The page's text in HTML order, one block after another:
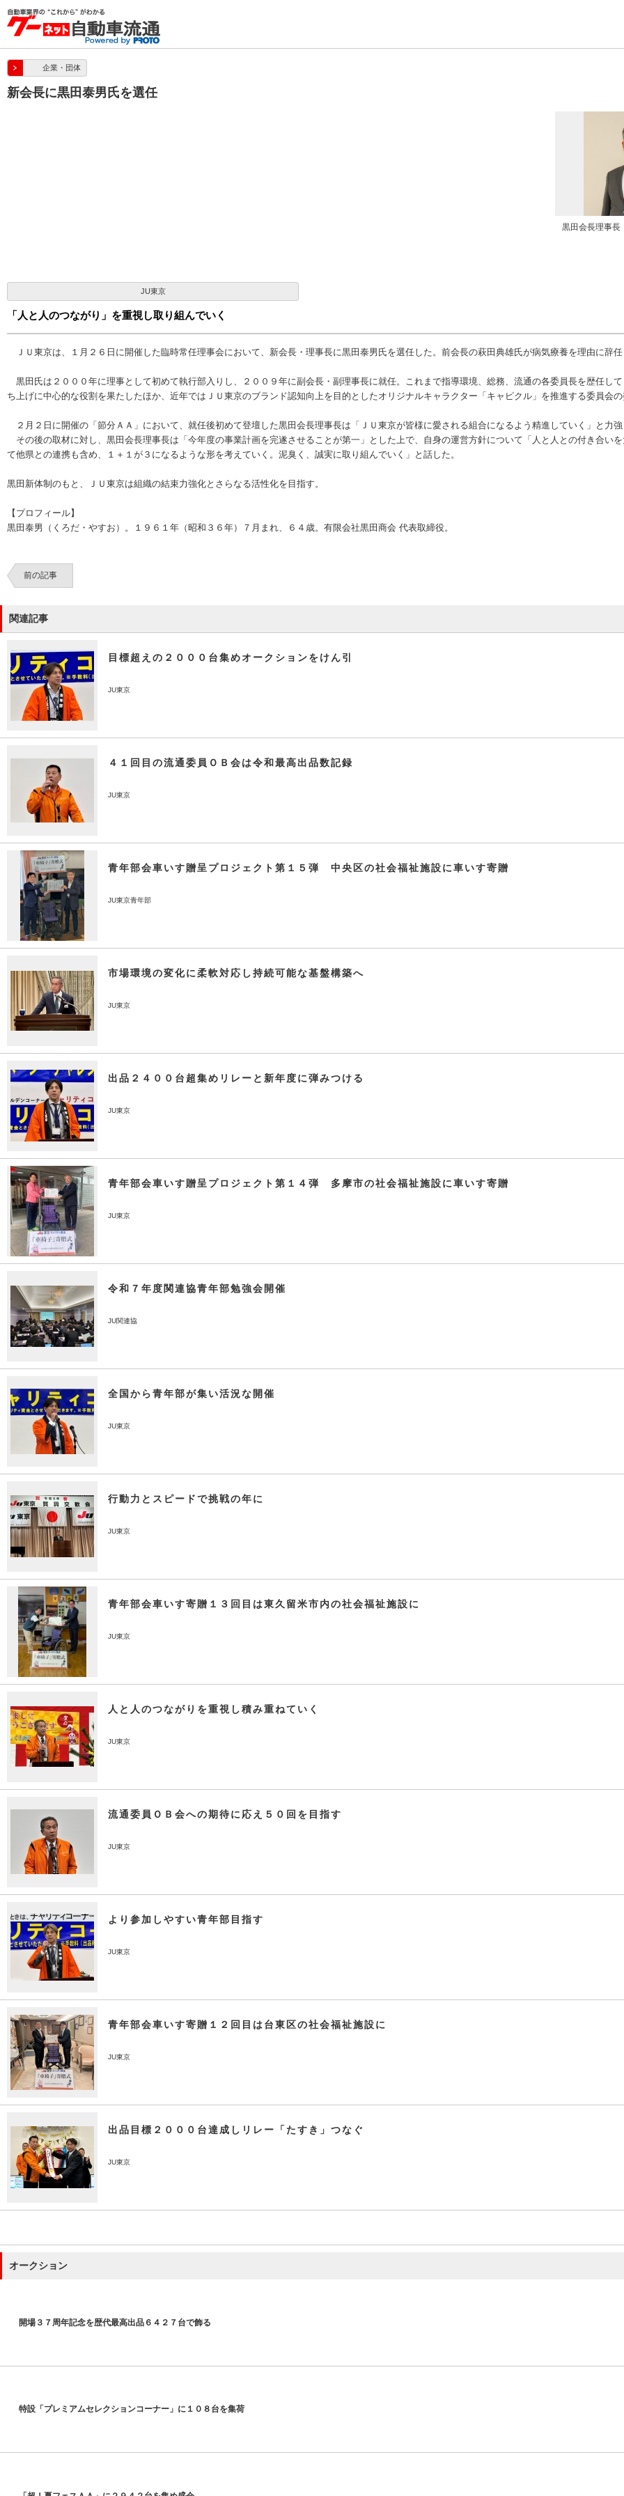
企業・団体
新会長に黒田泰男氏を選任
黒田会長理事長
JU東京
「人と人のつながり」を重視し取り組んでいく
ＪＵ東京は、１月２６日に開催した臨時常任理事会において、新会長・理事長に黒田泰男氏を選任した。前会長の萩田典雄氏が病気療養を理由に辞
黒田氏は２０００年に理事として初めて執行部入りし、２００９年に副会長・副理事長に就任。これまで指導環境、総務、流通の各委員長を歴任し
ち上げに中心的な役割を果たしたほか、近年ではＪＵ東京のブランド認知向上を目的としたオリジナルキャラクター「キャピクル」を推進する委員会
２月２日に開催の「節分ＡＡ」において、就任後初めて登壇した黒田会長理事長は「ＪＵ東京が皆様に愛される組合になるよう精進していく」と力強
その後の取材に対し、黒田会長理事長は「今年度の事業計画を完遂させることが第一」とした上で、自身の運営方針について「人と人との付き合い
て他県との連携も含め、１＋１が３になるような形を考えていく。泥臭く、誠実に取り組んでいく」と話した。
黒田新体制のもと、ＪＵ東京は組織の結束力強化とさらなる活性化を目指す。
【プロフィール】
黒田泰男（くろだ・やすお）。１９６１年（昭和３６年）７月まれ、６４歳。有限会社黒田商会 代表取締役。
前の記事
関連記事
目標超えの２０００台集めオークションをけん引
JU東京
４１回目の流通委員ＯＢ会は令和最高出品数記録
JU東京
青年部会車いす贈呈プロジェクト第１５弾 中央区の社会福祉施設に車いす寄贈
JU東京青年部
市場環境の変化に柔軟対応し持続可能な基盤構築へ
JU東京
出品２４００台超集めリレーと新年度に弾みつける
JU東京
青年部会車いす贈呈プロジェクト第１４弾 多摩市の社会福祉施設に車いす寄贈
JU東京
令和７年度関連協青年部勉強会開催
JU関連協
全国から青年部が集い活況な開催
JU東京
行動力とスピードで挑戦の年に
JU東京
青年部会車いす寄贈１３回目は東久留米市内の社会福祉施設に
JU東京
人と人のつながりを重視し積み重ねていく
JU東京
流通委員ＯＢ会への期待に応え５０回を目指す
JU東京
より参加しやすい青年部目指す
JU東京
青年部会車いす寄贈１２回目は台東区の社会福祉施設に
JU東京
出品目標２０００台達成しリレー「たすき」つなぐ
JU東京
オークション
開場３７周年記念を歴代最高出品６４２７台で飾る
特設「プレミアムセレクションコーナー」に１０８台を集荷